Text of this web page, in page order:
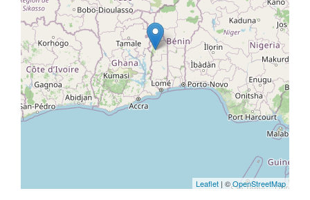
Leaflet | ©OpenStreetMap